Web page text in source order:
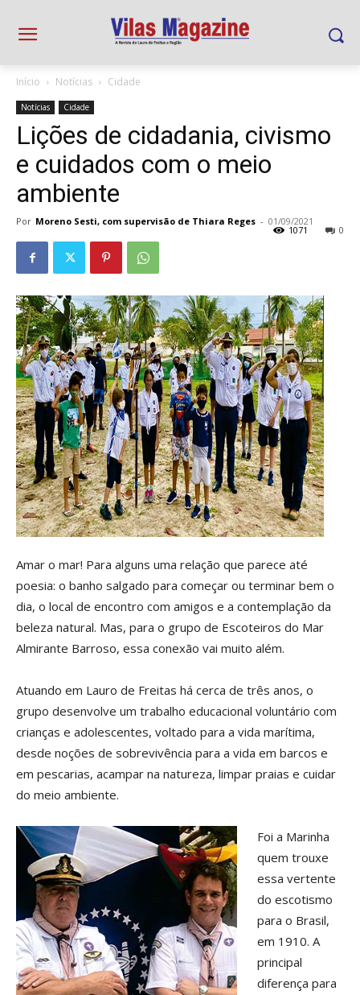
Início Notícias Cidade
Notícias Cidade
Lições de cidadania, civismo
e cuidados com o meio
ambiente
Por Moreno Sesti, com supervisão de Thiara Reges - 01/09/2021
0
1071
Amar o mar! Para alguns uma relação que parece até
poesia: o banho salgado para começar ou terminar bem o
dia, o local de encontro com amigos e a contemplação da
beleza natural. Mas, para o grupo de Escoteiros do Mar
Almirante Barroso, essa conexão vai muito além.
Atuando em Lauro de Freitas há cerca de três anos, o
grupo desenvolve um trabalho educacional voluntário com
crianças e adolescentes, voltado para a vida marítima,
desde noções de sobrevivência para a vida em barcos e
em pescarias, acampar na natureza, limpar praias e cuidar
do meio ambiente.
Foi a Marinha
quem trouxe
essa vertente
do escotismo
para o Brasil,
em 1910. A
principal
diferença para